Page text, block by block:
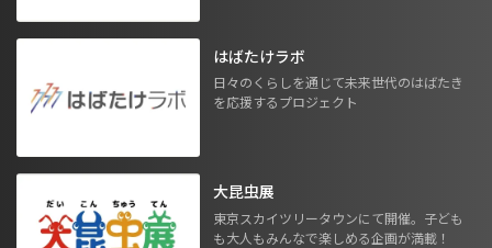
はばたけラボ
日々のくらしを通じて未来世代のはばたき
を応援するプロジェクト
大昆虫展
東京スカイツリータウンにて開催。子ども
も大人もみんなで楽しめる企画が満載！